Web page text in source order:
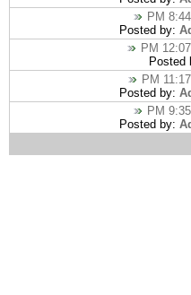
Posted by:
Posted
Posted by:
Posted by: